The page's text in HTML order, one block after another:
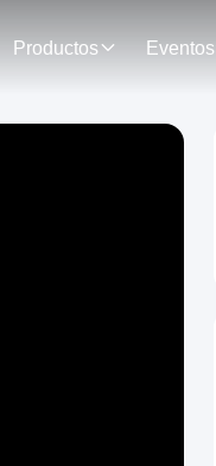
Productos Eventos